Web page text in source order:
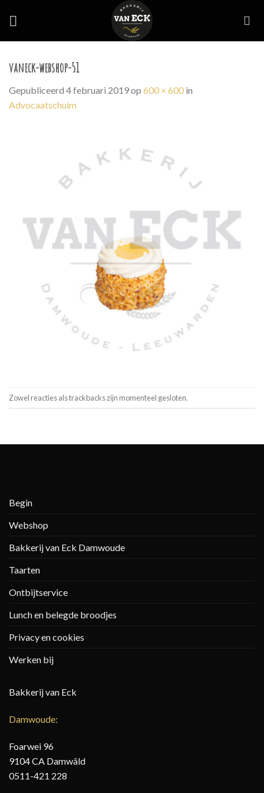
vaneck-webshop-51
Gepubliceerd 4 februari 2019op 600 × 600 in
Advocaatschuim
Zowel reacties als trackbacks zijn momenteel gesloten.
Begin
Webshop
Bakkerij van Eck Damwoude
Taarten
Ontbijtservice
Lunch en belegde broodjes
Privacy en cookies
Werken bij
Bakkerij van Eck
Damwoude:
Foarwei 96
9104 CA Damwâld
0511-421 228